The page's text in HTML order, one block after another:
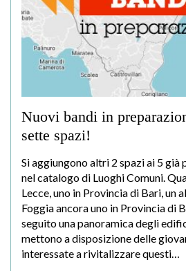
Nuovi bandi in
sette spazi!
Si aggiungono altri 2 spazi ai 5
nel catalogo di Luoghi Comuni.
Lecce, uno in Provincia di Bari, un
Foggia ancora uno in Provincia di
seguito una panoramica degli
mettono a disposizione delle
interessate a rivitalizzare questi…